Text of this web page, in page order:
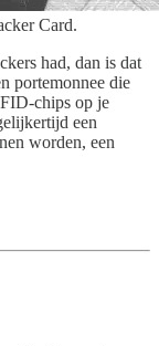
Card.
had, dan is dat
portemonnee die
chips op je
een
worden, een